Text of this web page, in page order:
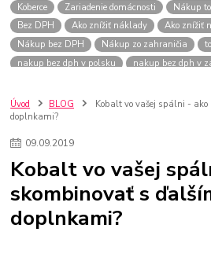
Koberce Zariadenie domácnosti
Nákup
Bez DPH
Ako znížiť náklady
Ako znížiť
Nákup bez DPH
Nákup zo zahraničia
nakup bez dph v polsku
nakup bez dph v
nakupovanie na firmu bez dph
szco nakup
doplnky do domácnosti
zlaté doplnky
Drez so zásuvko
Drezy Kuchynské drezy
Kúpeľnové koberce
Behúne pvc
koberce do izby
umelá tráva
Jesenné trendy 2018
Úvod BLOG
Kobalt vo vašej spálni -
doplnkami?
09.09.2019
Kobalt vo vašej
skombinovať s
doplnkami?